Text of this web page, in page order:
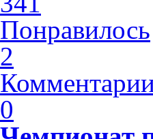
Понравилось
2
0